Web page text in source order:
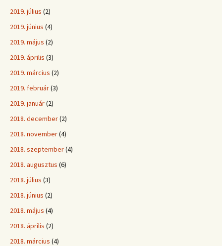
2019. július (2)
2019. június (4)
2019. május (2)
2019. április (3)
2019. március (2)
2019. február(3)
2019. január(2)
2018. december(2)
2018. november(4)
2018. szeptember(4)
2018. augusztus (6)
2018. július (3)
2018. június (2)
2018. május (4)
2018. április (2)
2018. március (4)